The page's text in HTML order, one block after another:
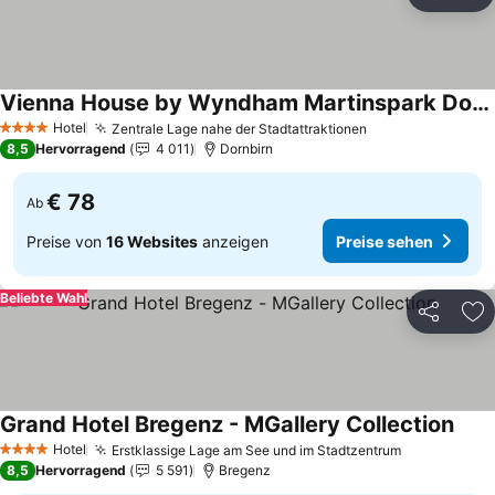
4 Sterne Hotel Zentrale Lage nahe der Stadtattraktionen
Vienna House by Wyndham Martinspark Dornbirn
Preise sehen
8,5 Hervorragend 4 011 Dornbirn
Ab € 78
Preise von 16 Websites anzeigen Preise sehen
Teilen
Beliebte Wahl
4 Sterne Hotel Erstklassige Lage am See und im StadtzentrumPreise
Grand Hotel Bregenz - MGallery Collection
8,5 Hervorragend 5 591 Bregenz